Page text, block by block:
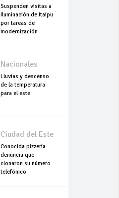
Suspenden visitas a
Iluminación de Itaipu
por tareas de
modernización
Nacionales
Lluvias y descenso
de la temperatura
para el este
Ciudad del Este
Conocida pizzería
denuncia que
clonaron su número
telefónico